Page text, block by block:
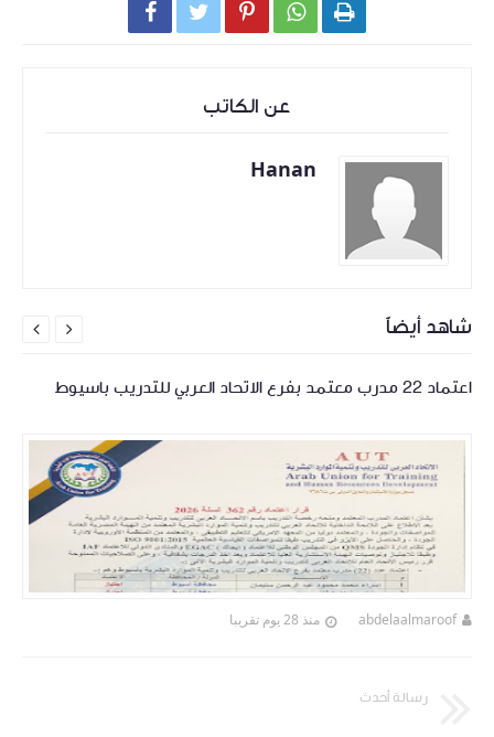
    
عن الكاتب
Hanan
شاهد أيضاً
اعتماد 22 مدرب معتمد بفرع الاتحاد العربي للتدريب باسيوط
abdelaalmaroof منذ 28 يوم تقريبا


رسالة أحدث